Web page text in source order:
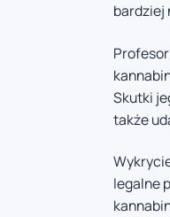
bardziej
Skutki
także
legalne